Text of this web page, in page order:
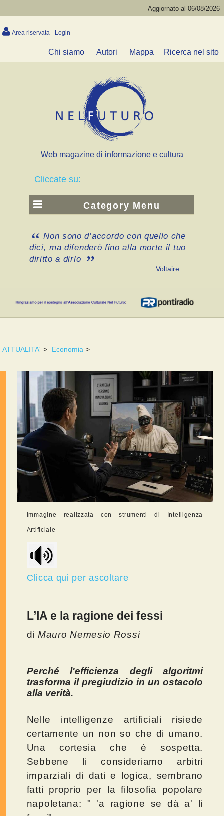
Aggiornato al 06/08/2026
Area riservata - Login
Chi siamo Autori Mappa Ricerca nel sito
Web magazine di informazione e cultura
Cliccate su:
Category Menu
Non sono d’accordo con quello che
dici, ma difenderò fino alla morte il tuo
diritto a dirlo
Voltaire
ATTUALITA' > Economia >
Immagine realizzata con strumenti di Intelligenza
Artificiale
Clicca qui per ascoltare
L’IA e la ragione dei fessi
di Mauro Nemesio Rossi
Perché l'efficienza degli algoritmi
trasforma il pregiudizio in un ostacolo
alla verità.
Nelle intelligenze artificiali risiede
certamente un non so che di umano.
Una cortesia che è sospetta.
Sebbene li consideriamo arbitri
imparziali di dati e logica, sembrano
fatti proprio per la filosofia popolare
napoletana: " 'a ragione se dà a' li